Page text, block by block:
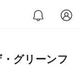
グリーンフ